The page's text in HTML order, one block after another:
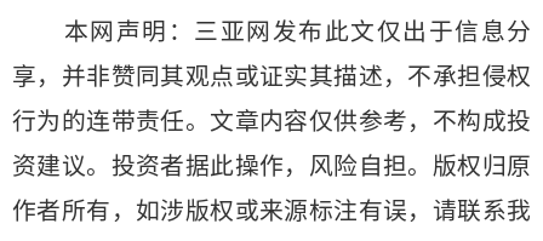
本网声明：三亚网发布此文仅出于信息分
享，并非赞同其观点或证实其描述，不承担侵权
行为的连带责任。文章内容仅供参考，不构成投
资建议。投资者据此操作，风险自担。版权归原
作者所有，如涉版权或来源标注有误，请联系我